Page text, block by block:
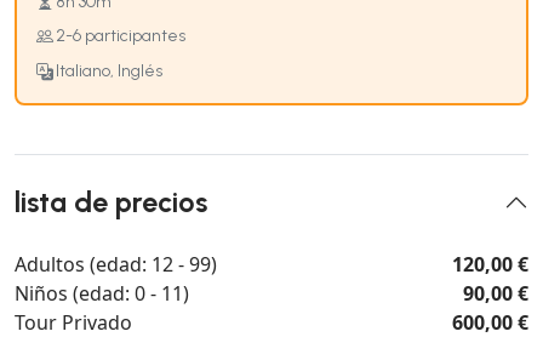
2-6 participantes
Italiano, Inglés
lista de precios
Adultos (edad: 12 - 99)
120,00 €
Niños (edad: 0 - 11)
90,00 €
Tour Privado
600,00 €